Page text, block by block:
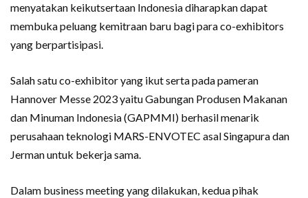
menyatakan keikutsertaan Indonesia diharapkan dapat
membuka peluang kemitraan baru bagi para co-exhibitors
yang berpartisipasi.
Salah satu co-exhibitor yang ikut serta pada pameran
Hannover Messe 2023 yaitu Gabungan Produsen Makanan
dan Minuman Indonesia (GAPMMI) berhasil menarik
perusahaan teknologi MARS-ENVOTEC asal Singapura dan
Jerman untuk bekerja sama.
Dalam business meeting yang dilakukan, kedua pihak